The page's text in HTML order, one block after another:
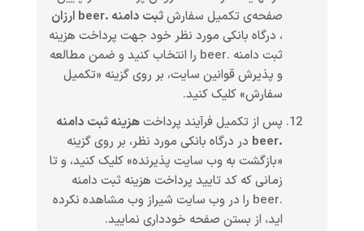
صفحه‌ی تکمیل سفارشثبت دامنه .beer ارزان
، درگاه بانکی مورد نظر خود جهت پرداخت هزینه
ثبت دامنه .beer را انتخاب کنید و ضمن مطالعه
و پذیرش قوانین سایت، بر روی گزینه «تکمیل
سفارش» کلیک کنید.
پس از تکمیل فرآیند پرداختهزینه ثبت دامنه
.beer
در درگاه بانکی مورد نظر، بر روی گزینه
«بازگشت به وب سایت پذیرنده» کلیک کنید، و تا
زمانی که کد تایید پرداخت هزینه ثبت دامنه
.beer را در وب سایت شیراز وب مشاهده نکرده
اید، از بستن صفحه خودداری نمایید.